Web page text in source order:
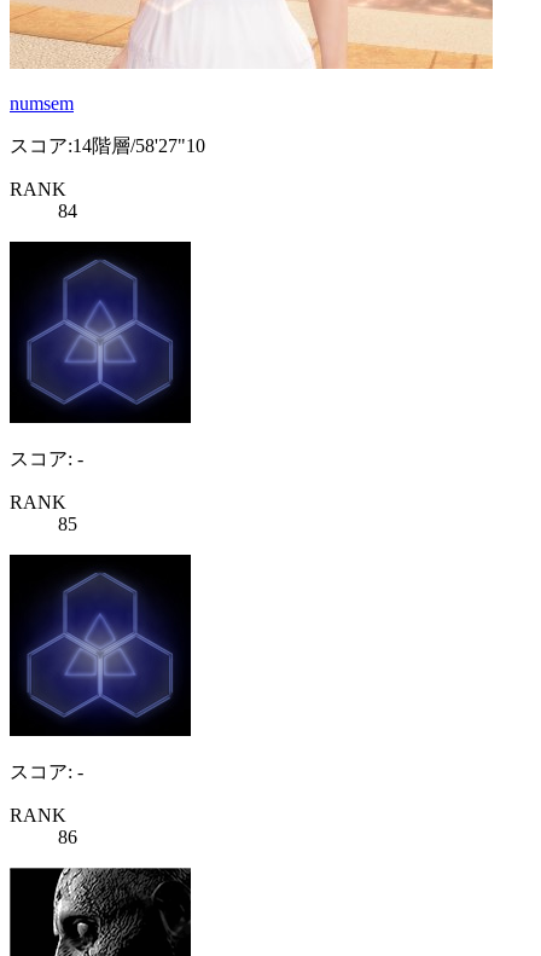
numsem
スコア:14階層/58'27"10
RANK
84
スコア: -
RANK
85
スコア: -
RANK
86